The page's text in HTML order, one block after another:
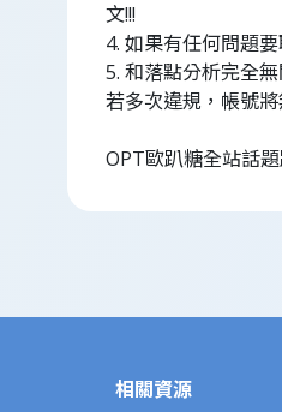
文!!!
4. 如果有任何問題
5. 和落點分析完全無
若多次違規，帳號
OPT歐趴糖全站話
相關資源